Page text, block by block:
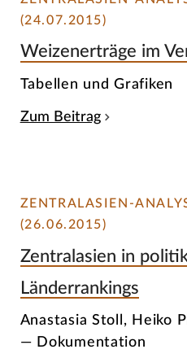
(24.07.2015)
Weizenerträge im
Tabellen und Grafiken
Zum Beitrag
ZENTRALASIEN-
(26.06.2015)
Zentralasien in
Länderrankings
Anastasia Stoll, Heiko
— Dokumentation